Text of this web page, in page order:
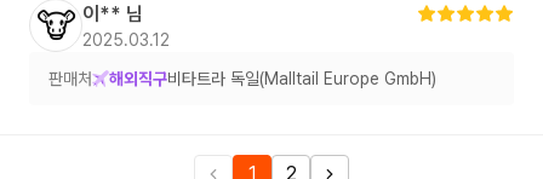
🐮 이** 님
2025.03.12
판매처 해외직구비타트라 독일(Malltail Europe GmbH)
1 2